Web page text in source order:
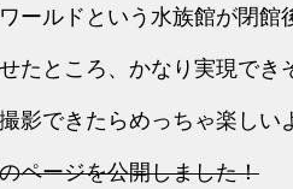
ールドという水族館が閉館
たところ、かなり実現でき
影できたらめっちゃ楽し
ページを公開しました！